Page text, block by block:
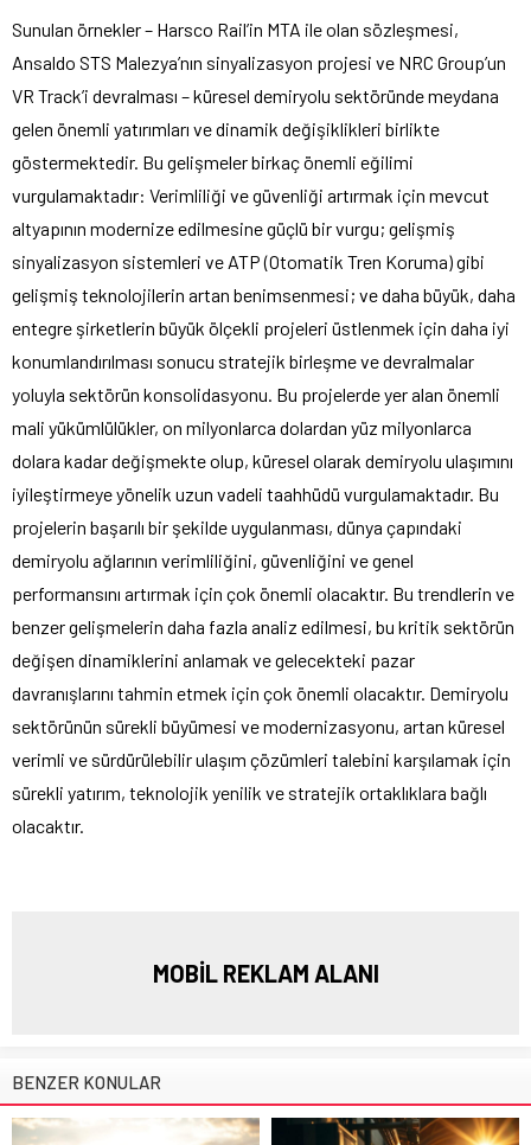
Sunulan örnekler – Harsco Rail’in MTA ile olan sözleşmesi,
Ansaldo STS Malezya’nın sinyalizasyon projesi ve NRC Group’un
VR Track’i devralması – küresel demiryolu sektöründe meydana
gelen önemli yatırımları ve dinamik değişiklikleri birlikte
göstermektedir. Bu gelişmeler birkaç önemli eğilimi
vurgulamaktadır: Verimliliği ve güvenliği artırmak için mevcut
altyapının modernize edilmesine güçlü bir vurgu; gelişmiş
sinyalizasyon sistemleri ve ATP (Otomatik Tren Koruma) gibi
gelişmiş teknolojilerin artan benimsenmesi; ve daha büyük, daha
entegre şirketlerin büyük ölçekli projeleri üstlenmek için daha iyi
konumlandırılması sonucu stratejik birleşme ve devralmalar
yoluyla sektörün konsolidasyonu. Bu projelerde yer alan önemli
mali yükümlülükler, on milyonlarca dolardan yüz milyonlarca
dolara kadar değişmekte olup, küresel olarak demiryolu ulaşımını
iyileştirmeye yönelik uzun vadeli taahhüdü vurgulamaktadır. Bu
projelerin başarılı bir şekilde uygulanması, dünya çapındaki
demiryolu ağlarının verimliliğini, güvenliğini ve genel
performansını artırmak için çok önemli olacaktır. Bu trendlerin ve
benzer gelişmelerin daha fazla analiz edilmesi, bu kritik sektörün
değişen dinamiklerini anlamak ve gelecekteki pazar
davranışlarını tahmin etmek için çok önemli olacaktır. Demiryolu
sektörünün sürekli büyümesi ve modernizasyonu, artan küresel
verimli ve sürdürülebilir ulaşım çözümleri talebini karşılamak için
sürekli yatırım, teknolojik yenilik ve stratejik ortaklıklara bağlı
olacaktır.
MOBİL REKLAM ALANI
BENZER KONULAR